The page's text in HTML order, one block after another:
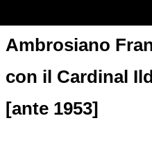
Ambrosiano
con il Cardinal
[ante 1953]